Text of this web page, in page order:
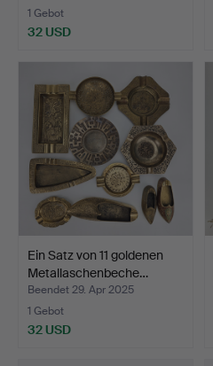
1 Gebot
32 USD
Ein Satz von 11 goldenen
Metallaschenbeche…
Beendet 29. Apr 2025
1 Gebot
32 USD